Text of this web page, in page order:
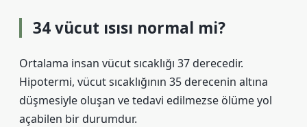
34 vücut ısısı normal mi?
Ortalama insan vücut sıcaklığı 37 derecedir.
Hipotermi, vücut sıcaklığının 35 derecenin altına
düşmesiyle oluşan ve tedavi edilmezse ölüme yol
açabilen bir durumdur.